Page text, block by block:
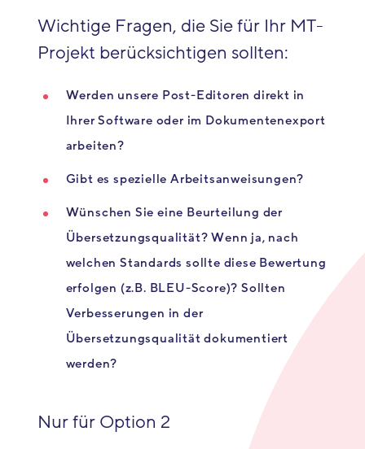
Wichtige Fragen, die Sie für Ihr MT-
Projekt berücksichtigen sollten:
Werden unsere Post-Editoren direkt in
Ihrer Software oder im Dokumentenexport
arbeiten?
Gibt es spezielle Arbeitsanweisungen?
Wünschen Sie eine Beurteilung der
Übersetzungsqualität? Wenn ja, nach
welchen Standards sollte diese Bewertung
erfolgen (z.B. BLEU-Score)? Sollten
Verbesserungen in der
Übersetzungsqualität dokumentiert
werden?
Nur für Option 2